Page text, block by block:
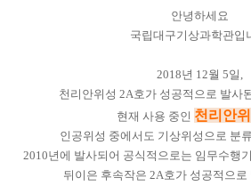
안녕하세요
국립대구기상과학관입
2018년 12월 5일,
천리안위성 2A호가 성공적으로 발사
현재 사용 중인 천리안
인공위성 중에서도 기상위성으로 분
2010년에 발사되어 공식적으로는 임무수행
뒤이은 후속작은 2A호가 성공적으로